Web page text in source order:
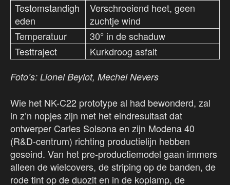
Testomstandigh
eden
Verschroeiend heet, geen
zuchtje wind
Temperatuur
30° in de schaduw
Testtraject
Kurkdroog asfalt
Foto’s: Lionel Beylot, Mechel Nevers
Wie het NK-C22 prototype al had bewonderd, zal
in z’n nopjes zijn met het eindresultaat dat
ontwerper Carles Solsona en zijn Modena 40
(R&D-centrum) richting productielijn hebben
geseind. Van het pre-productiemodel gaan immers
alleen de wielcovers, de striping op de banden, de
rode tint op de duozit en in de koplamp, de